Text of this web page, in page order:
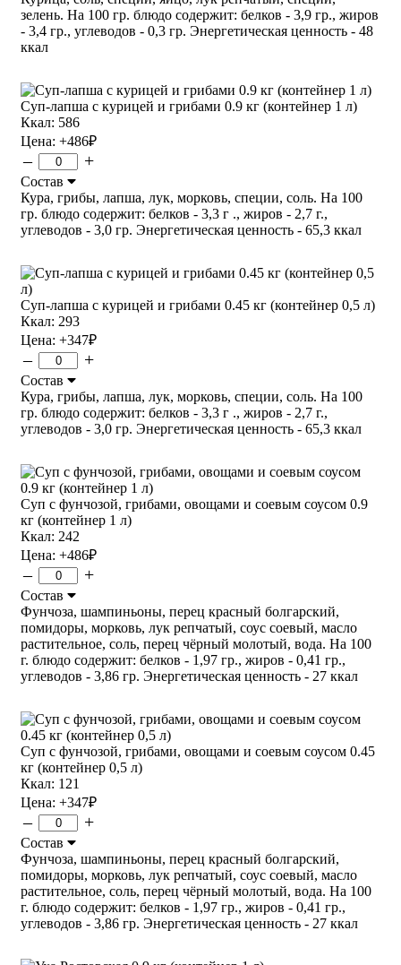
зелень. На 100 гр. блюдо содержит: белков - 3,9 гр., жиров
- 3,4 гр., углеводов - 0,3 гр. Энергетическая ценность - 48
ккал
Суп-лапша с курицей и грибами 0.9 кг (контейнер 1 л)
Ккал: 586
Цена: +486₽
– +
Состав
Кура, грибы, лапша, лук, морковь, специи, соль. На 100
гр. блюдо содержит: белков - 3,3 г ., жиров - 2,7 г.,
углеводов - 3,0 гр. Энергетическая ценность - 65,3 ккал
Суп-лапша с курицей и грибами 0.45 кг (контейнер 0,5 л)
Ккал: 293
Цена: +347₽
– +
Состав
Кура, грибы, лапша, лук, морковь, специи, соль. На 100
гр. блюдо содержит: белков - 3,3 г ., жиров - 2,7 г.,
углеводов - 3,0 гр. Энергетическая ценность - 65,3 ккал
Суп с фунчозой, грибами, овощами и соевым соусом 0.9
кг (контейнер 1 л)
Ккал: 242
Цена: +486₽
– +
Состав
Фунчоза, шампиньоны, перец красный болгарский,
помидоры, морковь, лук репчатый, соус соевый, масло
растительное, соль, перец чёрный молотый, вода. На 100
г. блюдо содержит: белков - 1,97 гр., жиров - 0,41 гр.,
углеводов - 3,86 гр. Энергетическая ценность - 27 ккал
Суп с фунчозой, грибами, овощами и соевым соусом 0.45
кг (контейнер 0,5 л)
Ккал: 121
Цена: +347₽
– +
Состав
Фунчоза, шампиньоны, перец красный болгарский,
помидоры, морковь, лук репчатый, соус соевый, масло
растительное, соль, перец чёрный молотый, вода. На 100
г. блюдо содержит: белков - 1,97 гр., жиров - 0,41 гр.,
углеводов - 3,86 гр. Энергетическая ценность - 27 ккал